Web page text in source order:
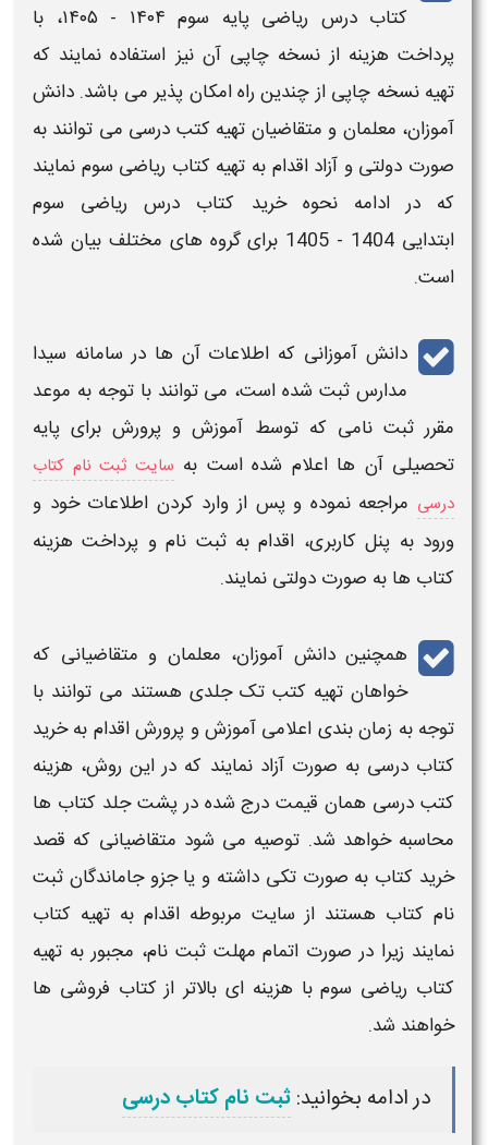
کتاب درس ریاضی پایه سوم ۱۴۰۴ - ۱۴۰۵​
، با
پرداخت هزینه از نسخه چاپی آن نیز استفاده نمایند که
تهیه نسخه چاپی از چندین راه امکان پذیر می باشد. دانش
آموزان، معلمان و متقاضیان تهیه کتب درسی می توانند به
صورت دولتی و آزاد اقدام به تهیه کتاب ریاضی سوم نمایند
که در ادامه نحوه خرید کتاب درس ریاضی سوم
ابتدایی 1404 - 1405
برای گروه های مختلف بیان شده
است.
دانش آموزانی که اطلاعات آن ها در سامانه سیدا
مدارس ثبت شده است، می توانند با توجه به موعد
مقرر ثبت نامی که توسط آموزش و پرورش برای پایه
تحصیلی آن ها اعلام شده است به سایت ثبت نام کتاب
درسی مراجعه نموده و پس از وارد کردن اطلاعات خود و
ورود به پنل کاربری، اقدام به ثبت نام و پرداخت هزینه
کتاب ها به صورت دولتی نمایند.
همچنین دانش آموزان، معلمان و متقاضیانی که
خواهان تهیه کتب تک جلدی هستند می توانند با
توجه به زمان بندی اعلامی آموزش و پرورش اقدام به خرید
کتاب درسیبه صورت آزاد نمایند که در این روش، هزینه
کتب درسی همان قیمت درج شده در پشت جلد کتاب ها
محاسبه خواهد شد. توصیه می شود متقاضیانی که قصد
خرید کتاب به صورت تکی داشته و یا جزوجاماندگان ثبت
نام کتاب هستند از سایت مربوطه اقدام به تهیه کتاب
نمایند زیرا در صورت اتمام مهلت ثبت نام، مجبور به تهیه
کتاب ریاضی سومبا هزینه ای بالاتر از کتاب فروشی ها
خواهند شد.
در ادامه بخوانید:ثبت نام کتاب درسی